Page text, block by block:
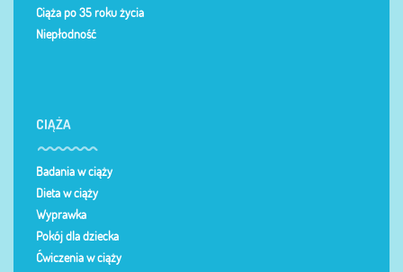
Ciąża po 35 roku życia
Niepłodność
CIĄŻA
Badania w ciąży
Dieta w ciąży
Wyprawka
Pokój dla dziecka
Ćwiczenia w ciąży